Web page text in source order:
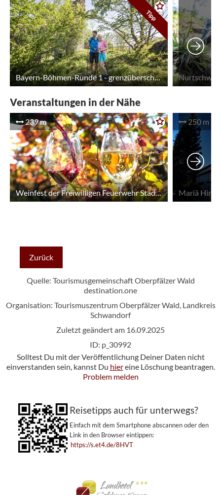
Tipp
Bayern-Böhmen-Runde 1 - grenzüberschreitend
Veranstaltungen in der Nähe
239 m
Weinfest der Freiwilligen Feuerwehr Stadlern
250 m
Zurück
Quelle: Tourismusgemeinschaft Oberpfälzer Wald
destination.one
Organisation: Tourismuszentrum Oberpfälzer Wald, Landkreis
Schwandorf
Zuletzt geändert am 16.09.2025
ID: p_30992
Solltest Du mit der Veröffentlichung Deiner Daten nicht
einverstanden sein, kannst Du hiereine Löschung beantragen.
Problem melden
https://s.et4.de/8HVT
Reisetipps auch für unterwegs?
Einfach mit dem Smartphone abscannen oder den
Link in den Browser eintippen: